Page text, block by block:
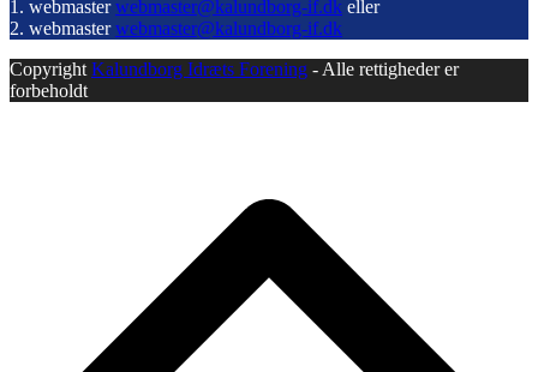
1. webmasterwebmaster@kalundborg-if.dk eller
2. webmasterwebmaster@kalundborg-if.dk
Copyright Kalundborg Idræts Forening - Alle rettigheder er
forbeholdt